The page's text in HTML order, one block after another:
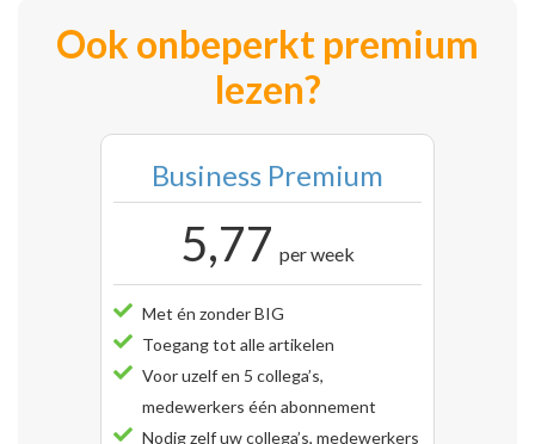
Ook onbeperkt premium
lezen?
Business Premium
5,77 per week
Met én zonder BIG
Toegang tot alle artikelen
Voor uzelf en 5 collega’s,
medewerkers één abonnement
Nodig zelf uw collega’s, medewerkers